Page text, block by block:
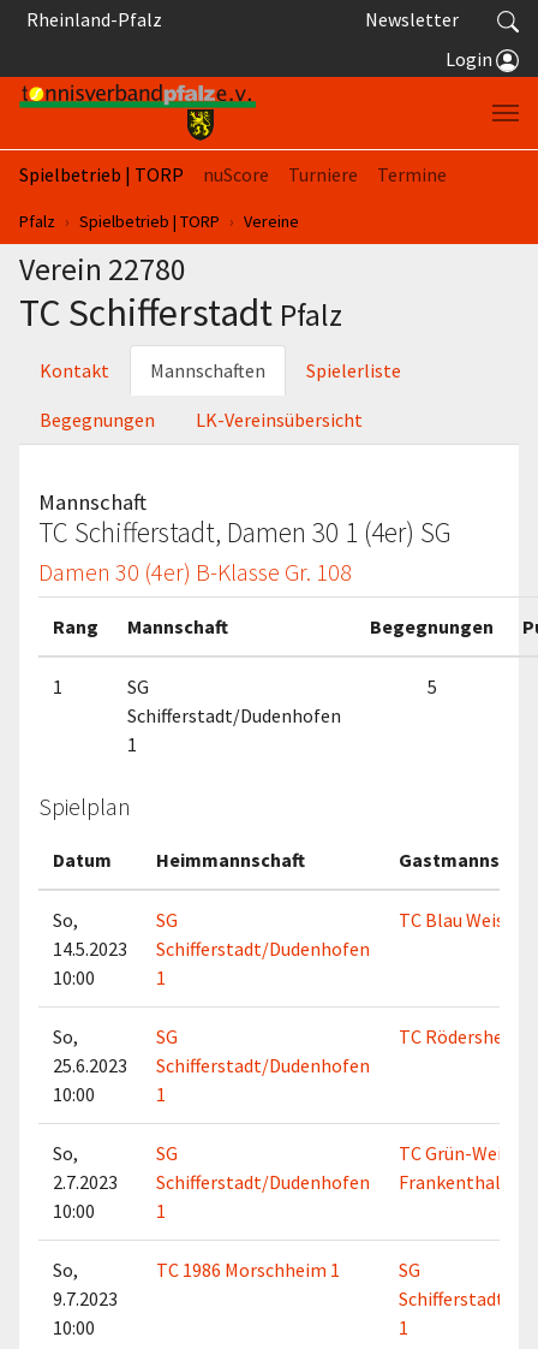
Springe zum Seiteninhalt
Rheinland-Pfalz
Newsletter
Login
Spielbetrieb | TORP nuScore Turniere
Termine
Sie sind hier:
Pfalz Spielbetrieb | TORP Vereine
Verein 22780
TC Schifferstadt Pfalz
Kontakt Mannschaften Spielerliste
Begegnungen LK-Vereinsübersicht
Mannschaft
TC Schifferstadt, Damen 30 1 (4er) SG
Damen 30 (4er) B-Klasse Gr. 108
Rang Mannschaft Begegnungen
1
SG
Schifferstadt/Dudenhofen
1
5
Spielplan
Datum Heimmannschaft
So,
14.5.2023
10:00
SG
Schifferstadt/Dudenhofen
1
TC Blau Weiss
So,
25.6.2023
10:00
SG
Schifferstadt/Dudenhofen
1
TC Rödersheim-
So,
2.7.2023
10:00
SG
Schifferstadt/Dudenhofen
1
TC Grün-Weiss
Frankenthal 1
So,
9.7.2023
10:00
TC 1986 Morschheim 1
SG
Schifferstadt/
1